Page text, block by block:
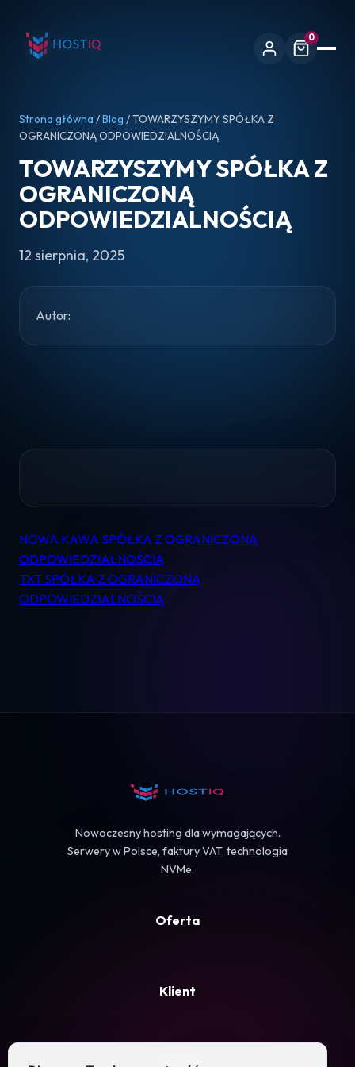
0
Pomoc
Kontakt
Strona główna /Blog / TOWARZYSZYMY SPÓŁKA Z
OGRANICZONĄ ODPOWIEDZIALNOŚCIĄ
TOWARZYSZYMY SPÓŁKA Z
OGRANICZONĄ
ODPOWIEDZIALNOŚCIĄ
12 sierpnia, 2025
Autor:
Nawigacja
wpisu
NOWA KAWA SPÓŁKA Z OGRANICZONĄ
ODPOWIEDZIALNOŚCIĄ
TXT SPÓŁKA Z OGRANICZONĄ
ODPOWIEDZIALNOŚCIĄ
Nowoczesny hosting dla wymagających.
Serwery w Polsce, faktury VAT, technologia
NVMe.
Oferta
Klient
Firma